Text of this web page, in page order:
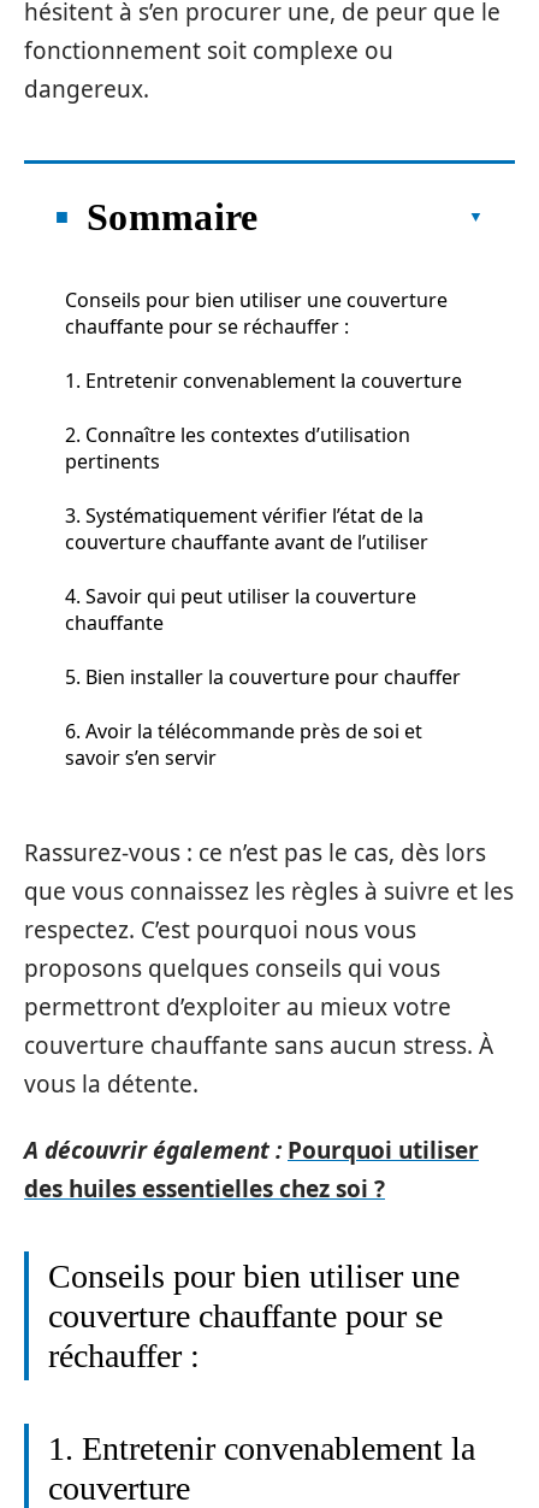
hésitent à s’en procurer une, de peur que le
fonctionnement soit complexe ou
dangereux.
Sommaire
Conseils pour bien utiliser une couverture
chauffante pour se réchauffer :
1. Entretenir convenablement la couverture
2. Connaître les contextes d’utilisation
pertinents
3. Systématiquement vérifier l’état de la
couverture chauffante avant de l’utiliser
4. Savoir qui peut utiliser la couverture
chauffante
5. Bien installer la couverture pour chauffer
6. Avoir la télécommande près de soi et
savoir s’en servir
Rassurez-vous : ce n’est pas le cas, dès lors
que vous connaissez les règles à suivre et les
respectez. C’est pourquoi nous vous
proposons quelques conseils qui vous
permettront d’exploiter au mieux votre
couverture chauffante sans aucun stress. À
vous la détente.
A découvrir également : Pourquoi utiliser
des huiles essentielles chez soi ?
Conseils pour bien utiliser une
couverture chauffante pour se
réchauffer :
1. Entretenir convenablement la
couverture